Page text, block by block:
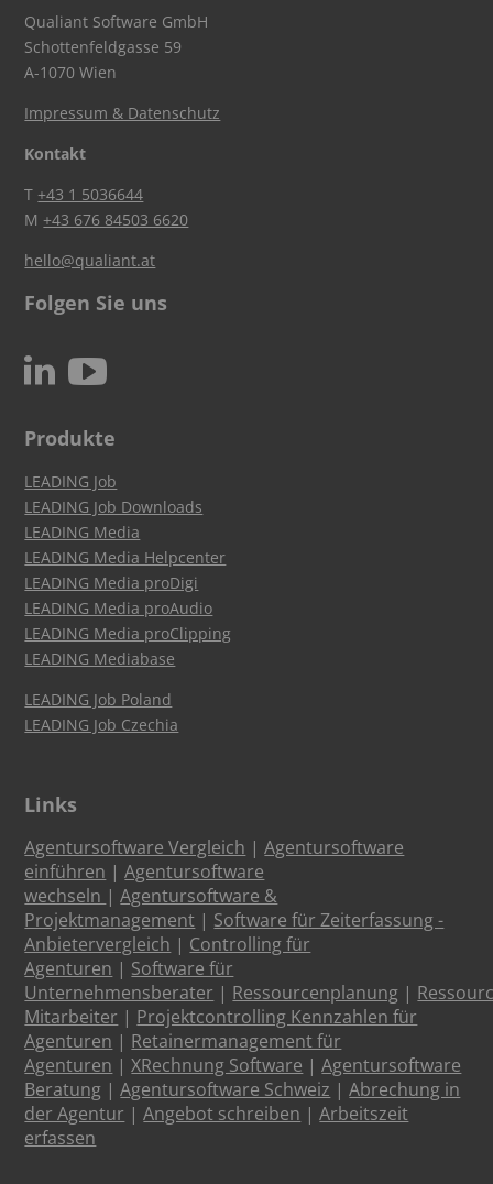
Qualiant Software GmbH
Schottenfeldgasse 59
A-1070 Wien
Impressum & Datenschutz
Kontakt
T+43 1 5036644
M+43 676 84503 6620
hello@qualiant.at
Folgen Sie uns
N c
Produkte
LEADING Job
LEADING Job Downloads
LEADING Media
LEADING Media Helpcenter
LEADING Media proDigi
LEADING Media proAudio
LEADING Media proClipping
LEADING Mediabase
LEADING Job Poland
LEADING Job Czechia
Links
Agentursoftware Vergleich |Agentursoftware
einführen |Agentursoftware
wechseln |Agentursoftware &
Projektmanagement | Software für Zeiterfassung -
Anbietervergleich | Controlling für
Agenturen | Software für
Unternehmensberater | Ressourcenplanung |
Mitarbeiter | Projektcontrolling Kennzahlen für
Agenturen | Retainermanagement für
Agenturen |XRechnung Software |Agentursoftware
Beratung |Agentursoftware Schweiz |Abrechung in
der Agentur |Angebot schreiben |Arbeitszeit
erfassen